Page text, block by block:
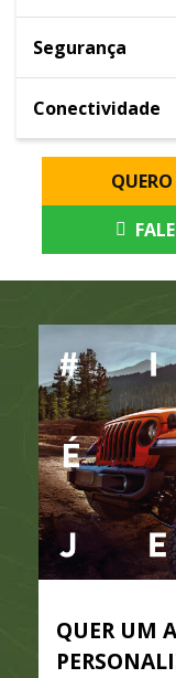
Segurança
Conectividade
QUER UM